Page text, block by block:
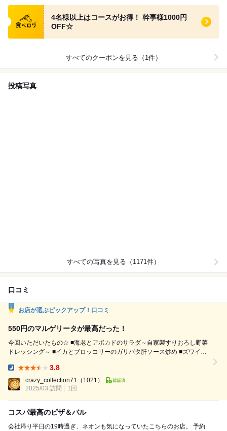
食べログ クーポン
4名様以上はコースがお得！ 幹事様1000円
OFF☆
すべてのクーポンを見る（1件）
投稿写真
すべての写真を見る（1171件）
口コミ
お店が選ぶピックアップ！口コミ
550円のマルゲリータが最高だった！
今回いただいたもの☆ ■海老とアボカドのサラダ～自家製すりおろし野菜
ドレッシング～ ■イカとブロッコリーのガリバタ肝ソース炒め ■ズワイ蟹
■グレープフルーツジュース ■マンゴージュース CONAさんはピザ窯で焼
き上げる本格的なピザを30種類以上取り揃えており、ドリンクの種類も
豊富で気軽に利用することができる...
3.8
crazy_collection71 （1021）
2025/03 訪問
1回
コスパ最高のピザ＆バル
会社帰り平日の19時過ぎ、ネオンも気になっていたこちらのお店。 予約